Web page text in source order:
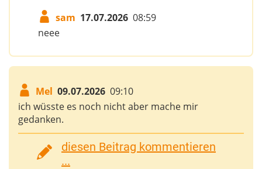
sam 17.07.2026 08:59
neee
Mel 09.07.2026 09:10
ich wüsste es noch nicht aber mache mir
gedanken.
diesen Beitrag kommentieren
...